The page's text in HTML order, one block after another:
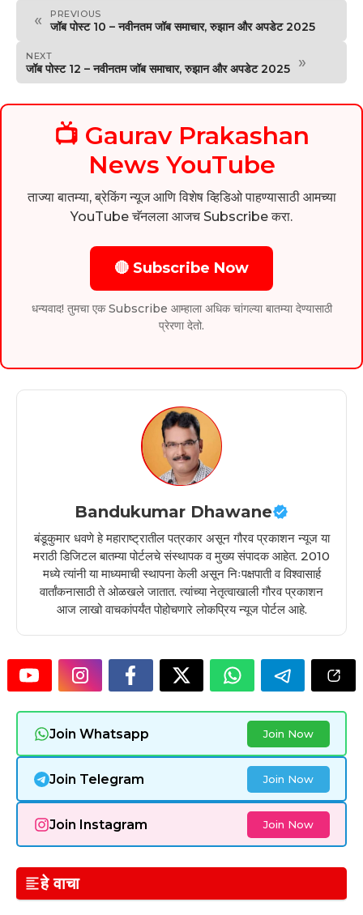
« PREVIOUS
जॉब पोस्ट 10 – नवीनतम जॉब समाचार, रुझान और अपडेट 2025
NEXT
जॉब पोस्ट 12 – नवीनतम जॉब समाचार, रुझान और अपडेट 2025 »
📺 Gaurav Prakashan
News YouTube
ताज्या बातम्या, ब्रेकिंग न्यूज आणि विशेष व्हिडिओ पाहण्यासाठी आमच्या
YouTube चॅनलला आजच Subscribe करा.
🔴 Subscribe Now
धन्यवाद! तुमचा एक Subscribe आम्हाला अधिक चांगल्या बातम्या देण्यासाठी
प्रेरणा देतो.
Bandukumar Dhawane
बंडूकुमार धवणे हे महाराष्ट्रातील पत्रकार असून गौरव प्रकाशन न्यूज या
मराठी डिजिटल बातम्या पोर्टलचे संस्थापक व मुख्य संपादक आहेत. 2010
मध्ये त्यांनी या माध्यमाची स्थापना केली असून निःपक्षपाती व विश्वासार्ह
वार्तांकनासाठी ते ओळखले जातात. त्यांच्या नेतृत्वाखाली गौरव प्रकाशन
आज लाखो वाचकांपर्यंत पोहोचणारे लोकप्रिय न्यूज पोर्टल आहे.
Join Whatsapp Join Now
Join Telegram Join Now
Join Instagram Join Now
हे वाचा